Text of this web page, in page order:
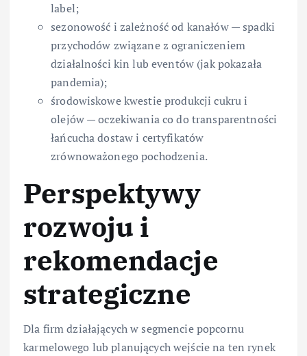
label;
sezonowość i zależność od kanałów — spadki
przychodów związane z ograniczeniem
działalności kin lub eventów (jak pokazała
pandemia);
środowiskowe kwestie produkcji cukru i
olejów — oczekiwania co do transparentności
łańcucha dostaw i certyfikatów
zrównoważonego pochodzenia.
Perspektywy
rozwoju i
rekomendacje
strategiczne
Dla firm działających w segmencie popcornu
karmelowego lub planujących wejście na ten rynek